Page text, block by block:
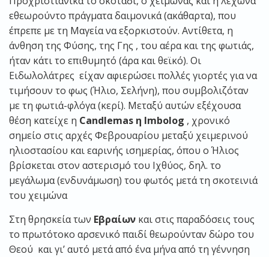
εθεωρούντο πράγματα δαιμονικά (ακάθαρτα), που
έπρεπε με τη Μαγεία να εξορκιστούν. Αντίθετα, η
άνθηση της Φύσης, της Γης , του αέρα και της φωτιάς,
ήταν κάτι το επιθυμητό (άρα και θεϊκό). Οι
Ειδωλολάτρες είχαν αφιερώσει πολλές γιορτές για να
τιμήσουν το φως (Ήλιο, Σελήνη), που συμβολιζόταν
με τη φωτιά-φλόγα (κερί). Μεταξύ αυτών εξέχουσα
θέση κατείχε η Candlemas η Imbolog , χρονικό
σημείο στις αρχές Φεβρουαρίου μεταξύ χειμερινού
ηλιοστασίου και εαρινής ισημερίας, όπου ο Ήλιος
βρίσκεται στον αστερισμό του Ιχθύος, δηλ. το
μεγάλωμα (ενδυνάμωση) του φωτός μετά τη σκοτεινιά
του χειμώνα
Στη θρησκεία των Εβραίων και στις παραδόσεις τους
το πρωτότοκο αρσενικό παιδί θεωρούνταν δώρο του
Θεού και γι’ αυτό μετά από ένα μήνα από τη γέννηση